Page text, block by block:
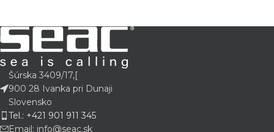
Šúrska 3409/17,[
900 28 Ivanka pri Dunaji
Slovensko
Tel.: +421 901 911 345
Email: info@seac.sk